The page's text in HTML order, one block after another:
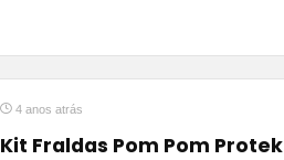
4 anos atrás
Kit Fraldas Pom Pom